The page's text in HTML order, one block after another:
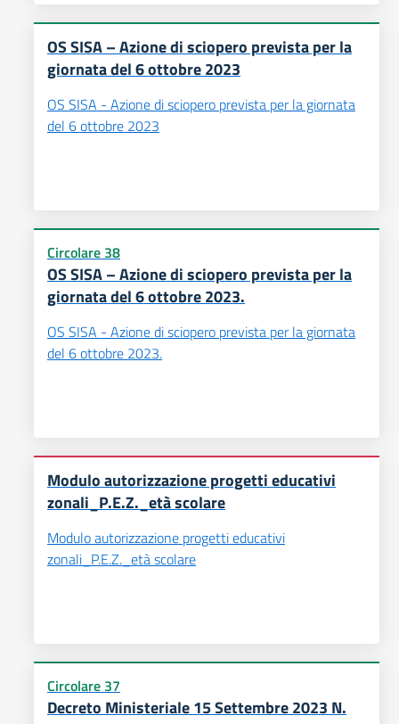
OS SISA – Azione di sciopero prevista per la
giornata del 6 ottobre 2023
OS SISA - Azione di sciopero prevista per la giornata
del 6 ottobre 2023
Circolare 38
OS SISA – Azione di sciopero prevista per la
giornata del 6 ottobre 2023.
OS SISA - Azione di sciopero prevista per la giornata
del 6 ottobre 2023.
Modulo autorizzazione progetti educativi
zonali_P.E.Z._età scolare
Modulo autorizzazione progetti educativi
zonali_P.E.Z._età scolare
Circolare 37
Decreto Ministeriale 15 Settembre 2023 N.